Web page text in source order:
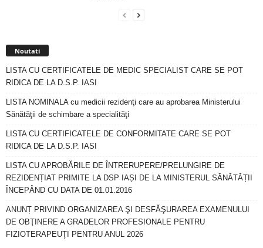
Noutati
LISTA CU CERTIFICATELE DE MEDIC SPECIALIST CARE SE POT
RIDICA DE LA D.S.P. IASI
LISTA NOMINALA cu medicii rezidenţi care au aprobarea Ministerului
Sănătăţii de schimbare a specialităţi
LISTA CU CERTIFICATELE DE CONFORMITATE CARE SE POT
RIDICA DE LA D.S.P. IASI
LISTA CU APROBĂRILE DE ÎNTRERUPERE/PRELUNGIRE DE
REZIDENȚIAT PRIMITE LA DSP IAȘI DE LA MINISTERUL SĂNĂTĂȚII
ÎNCEPÂND CU DATA DE 01.01.2016
ANUNȚ PRIVIND ORGANIZAREA ŞI DESFĂŞURAREA EXAMENULUI
DE OBŢINERE A GRADELOR PROFESIONALE PENTRU
FIZIOTERAPEUŢI PENTRU ANUL 2026